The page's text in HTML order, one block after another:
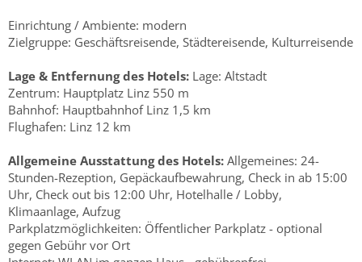
Einrichtung / Ambiente: modern
Zielgruppe: Geschäftsreisende, Städtereisende, Kulturreisende
Lage & Entfernung des Hotels: Lage: Altstadt
Zentrum: Hauptplatz Linz 550 m
Bahnhof: Hauptbahnhof Linz 1,5 km
Flughafen: Linz 12 km
Allgemeine Ausstattung des Hotels: Allgemeines: 24-
Stunden-Rezeption, Gepäckaufbewahrung, Check in ab 15:00
Uhr, Check out bis 12:00 Uhr, Hotelhalle / Lobby,
Klimaanlage, Aufzug
Parkplatzmöglichkeiten: Öffentlicher Parkplatz - optional
gegen Gebühr vor Ort